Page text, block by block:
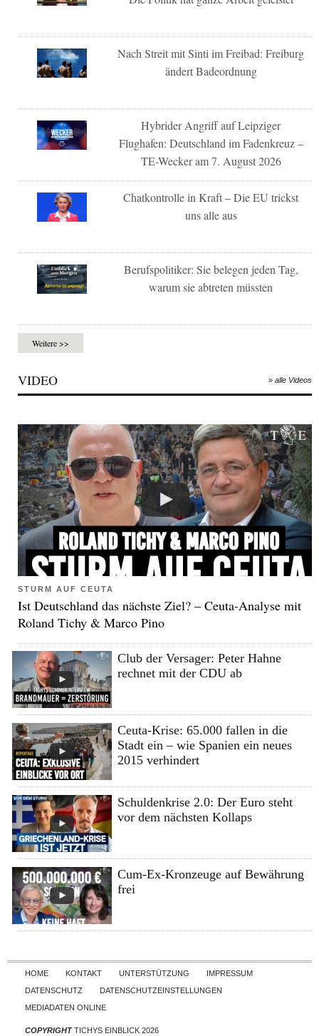
Nach Streit mit Sinti im Freibad: Freiburg
ändert Badeordnung
Hybrider Angriff auf Leipziger
Flughafen: Deutschland im Fadenkreuz –
TE-Wecker am 7. August 2026
Chatkontrolle in Kraft – Die EU trickst
uns alle aus
Berufspolitiker: Sie belegen jeden Tag,
warum sie abtreten müssten
Weitere >>
VIDEO » alle Videos
STURM AUF CEUTA
Ist Deutschland das nächste Ziel? – Ceuta-Analyse mit
Roland Tichy & Marco Pino
Club der Versager: Peter Hahne
rechnet mit der CDU ab
Ceuta-Krise: 65.000 fallen in die
Stadt ein – wie Spanien ein neues
2015 verhindert
Schuldenkrise 2.0: Der Euro steht
vor dem nächsten Kollaps
Cum-Ex-Kronzeuge auf Bewährung
frei
Skip to content
HOME KONTAKT UNTERSTÜTZUNG
IMPRESSUM
DATENSCHUTZ
DATENSCHUTZEINSTELLUNGEN
MEDIADATEN ONLINE
COPYRIGHTTICHYS EINBLICK 2026